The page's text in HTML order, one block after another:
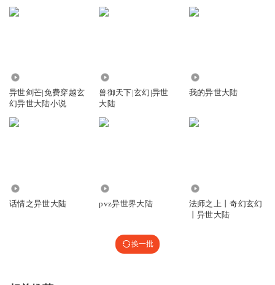
异世剑芒|免费穿越玄
幻异世大陆小说
兽御天下|玄幻|异世
大陆
我的异世大陆
话情之异世大陆 pvz异世界大陆
法师之上丨奇幻玄幻
丨异世大陆
换一批